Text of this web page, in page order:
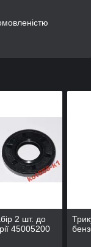
2 шт. до
45005200